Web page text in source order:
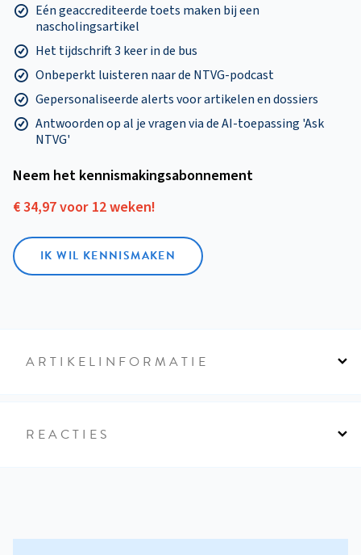
Eén geaccrediteerde toets maken bij een
nascholingsartikel
Het tijdschrift 3 keer in de bus
Onbeperkt luisteren naar de NTVG-podcast
Gepersonaliseerde alerts voor artikelen en dossiers
Antwoorden op al je vragen via de AI-toepassing 'Ask
NTVG'
Neem het kennismakings­abonnement
€ 34,97 voor 12 weken!
IK WIL KENNISMAKEN
ARTIKELINFORMATIE
REACTIES